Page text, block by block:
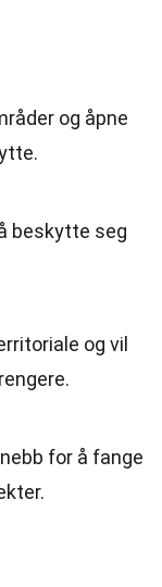
og åpne
beskytte seg
og vil
for å fange